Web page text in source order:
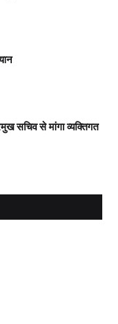
सचिव से मांगा व्यक्तिगत